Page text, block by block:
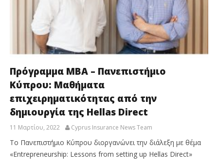
Πρόγραμμα MBA – Πανεπιστήμιο
Κύπρου: Μαθήματα
επιχειρηματικότητας από την
δημιουργία της Hellas Direct
11 Μαρτίου, 2022 Cyprus Insurance News Team
Το Πανεπιστήμιο Κύπρου διοργανώνει την διάλεξη με θέμα
«Entrepreneurship: Lessons from setting up Hellas Direct»